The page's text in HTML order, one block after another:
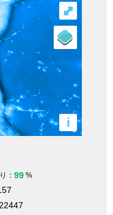
i
⤢
： 99 %